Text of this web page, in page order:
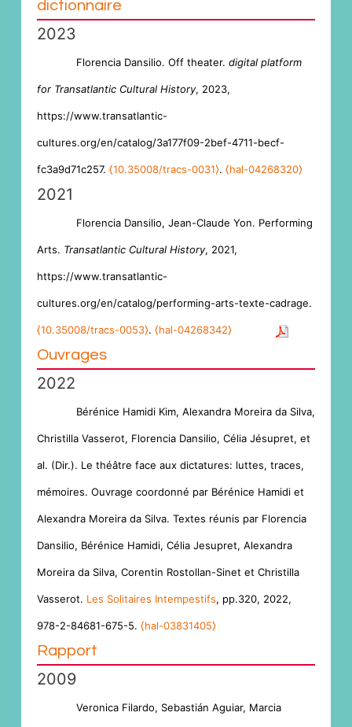
dictionnaire
2023
Florencia Dansilio. Off theater. digital platform
for Transatlantic Cultural History, 2023,
https://www.transatlantic-
cultures.org/en/catalog/3a177f09-2bef-4711-becf-
fc3a9d71c257. ⟨10.35008/tracs-0031⟩. ⟨hal-04268320⟩
2021
Florencia Dansilio, Jean-Claude Yon. Performing
Arts. Transatlantic Cultural History, 2021,
https://www.transatlantic-
cultures.org/en/catalog/performing-arts-texte-cadrage.
⟨10.35008/tracs-0053⟩. ⟨hal-04268342⟩
Ouvrages
2022
Bérénice Hamidi Kim, Alexandra Moreira da Silva,
Christilla Vasserot, Florencia Dansilio, Célia Jésupret, et
al. (Dir.). Le théâtre face aux dictatures: luttes, traces,
mémoires. Ouvrage coordonné par Bérénice Hamidi et
Alexandra Moreira da Silva. Textes réunis par Florencia
Dansilio, Bérénice Hamidi, Célia Jesupret, Alexandra
Moreira da Silva, Corentin Rostollan-Sinet et Christilla
Vasserot. Les Solitaires Intempestifs, pp.320, 2022,
978-2-84681-675-5. ⟨hal-03831405⟩
Rapport
2009
Veronica Filardo, Sebastián Aguiar, Marcia